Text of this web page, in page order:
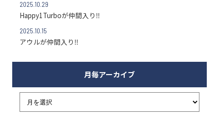
2025.10.29
Happy1Turboが仲間入り‼
2025.10.15
アウルが仲間入り‼
月毎アーカイブ